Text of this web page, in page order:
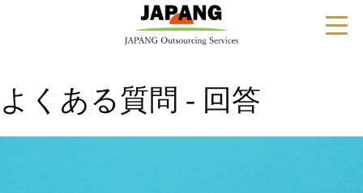
よくある質問 - 回答